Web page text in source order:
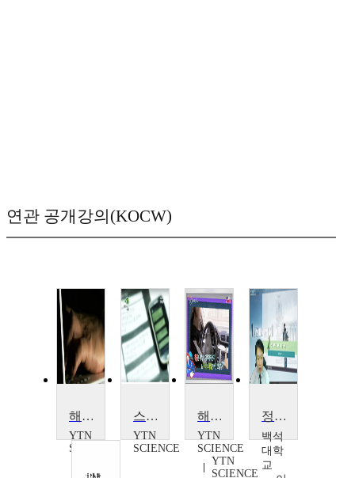
연관 공개강의(KOCW)
해킹피해, 보상받을 수 있을까?
YTN
SCIENCE
스마트폰 해킹, 당신을 노린다
YTN
SCIENCE
해킹의 진화, 이젠 생활까지 노린다
YTN
SCIENCE
YTN
SCIENCE
정보보호개론
백석
대학
교